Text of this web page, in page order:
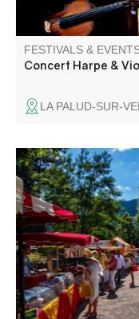
FESTIVALS &
Concert Harpe &
LA PALUD-SUR-
Barrême's weekly
mornings in the